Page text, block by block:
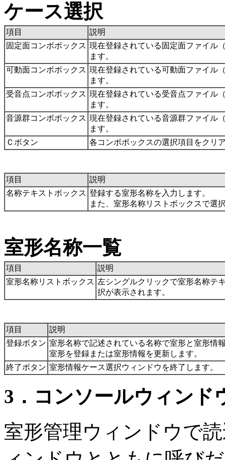
ケース選択
項目
説明
固定面コンボボックス 現在登録されている固定面ファイル
ます。
可動面コンボボックス 現在登録されている可動面ファイル
ます。
受音点コンボボックス 現在登録されている受音点ファイル
ます。
音源群コンボボックス 現在登録されている音源群ファイル
ます。
Ｃボタン
各コンボボックスの選択項目をクリ
項目
説明
名称テキストボックス 登録する室形名称を入力します。
また、室形名称リストボックスで選
室形名称一覧
項目
説明
室形名称リストボックス 左シングルクリックで室形名称テ
択が表示されます。
項目
説明
登録ボタン 室形名称で記述されている名称で室形と室形情
室形を登録または室形情報を更新します。
終了ボタン 室形情報ケース選択ウィンドウを終了します。
3．コンソールウィンド
室形管理ウィンドウで